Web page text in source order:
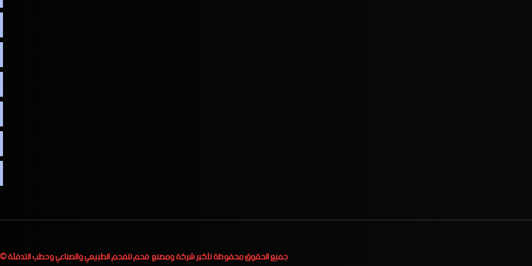
جميع الحقوق محفوظة لأكبرشركة ومصنع فحم للفحم الطبيعي والصناعي وحطب التدفئة© 2023